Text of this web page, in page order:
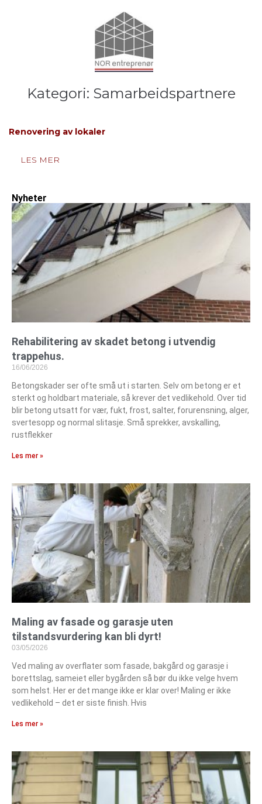
Kategori: Samarbeidspartnere
Renovering av lokaler
LES MER
Nyheter
Rehabilitering av skadet betong i utvendig
trappehus.
16/06/2026
Betongskader ser ofte små ut i starten. Selv om betong er et
sterkt og holdbart materiale, så krever det vedlikehold. Over tid
blir betong utsatt for vær, fukt, frost, salter, forurensning, alger,
svertesopp og normal slitasje. Små sprekker, avskalling,
rustflekker
Les mer »
Maling av fasade og garasje uten
tilstandsvurdering kan bli dyrt!
03/05/2026
Ved maling av overflater som fasade, bakgård og garasje i
borettslag, sameiet eller bygården så bør du ikke velge hvem
som helst. Her er det mange ikke er klar over! Maling er ikke
vedlikehold – det er siste finish. Hvis
Les mer »